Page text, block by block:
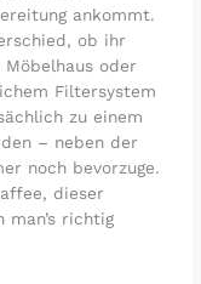
ankommt.
ob ihr
oder
Filtersystem
zu einem
– neben der
noch bevorzuge.
dieser
richtig